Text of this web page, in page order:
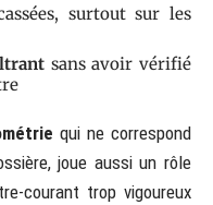
surtout sur les
sans avoir vérifié
qui ne correspond
joue aussi un rôle
courant trop vigoureux